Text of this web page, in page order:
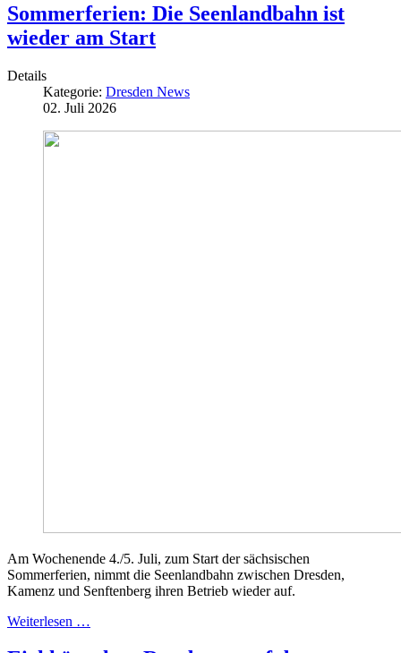
Sommerferien: Die Seenlandbahn ist
wieder am Start
Details
Kategorie: Dresden News
02. Juli 2026
Am Wochenende 4./5. Juli, zum Start der sächsischen
Sommerferien, nimmt die Seenlandbahn zwischen Dresden,
Kamenz und Senftenberg ihren Betrieb wieder auf.
Weiterlesen …